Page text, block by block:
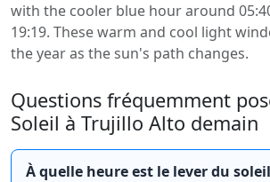
with the cooler blue hour around
19:19. These warm and cool light
the year as the sun's path changes.
Questions fréquemment
Soleil à Trujillo Alto demain
À quelle heure est le lever du